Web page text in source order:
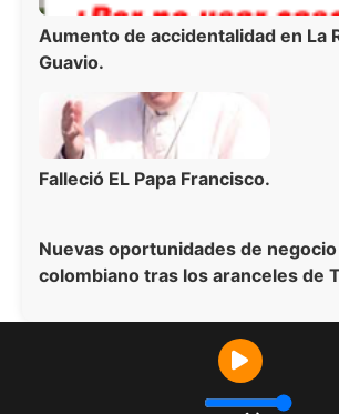
Aumento de accidentalidad en La
Guavio.
Falleció EL Papa Francisco.
Nuevas oportunidades de
colombiano tras los aranceles de
Todos los derechos reservados ©
Desarrollado por